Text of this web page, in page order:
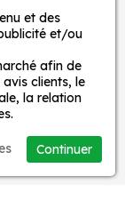
sont faciles
Il suffit de
coller sur
vous aider
sont
haute
intempéries,
et des
et/ou
afin de
avis clients, le
la relation
Continuer